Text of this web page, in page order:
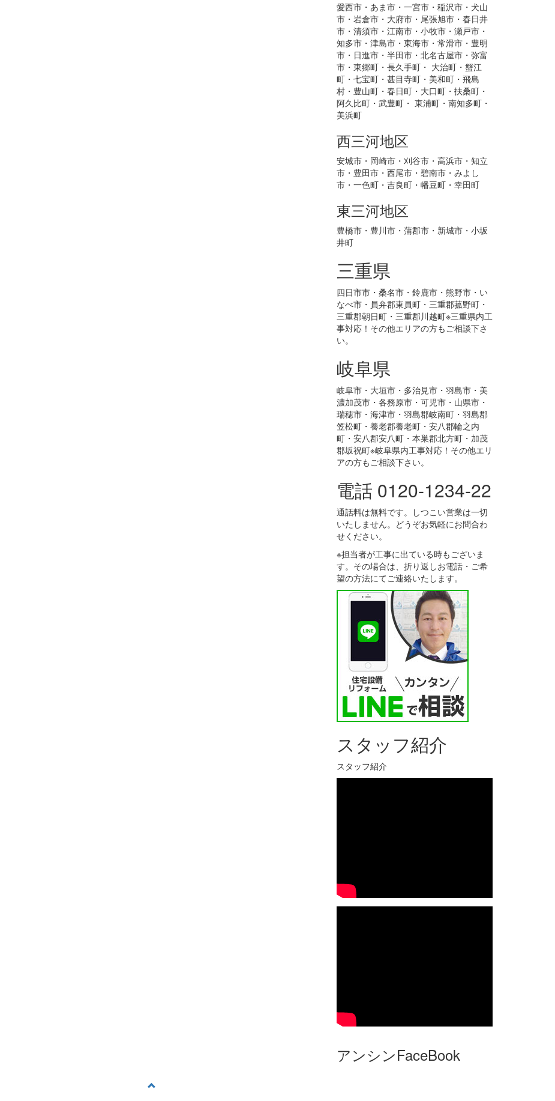
愛西市・あま市・一宮市・稲沢市・犬山
市・岩倉市・大府市・尾張旭市・春日井
市・清須市・江南市・小牧市・瀬戸市・
知多市・津島市・東海市・常滑市・豊明
市・日進市・半田市・北名古屋市・弥富
市・東郷町・長久手町・ 大治町・蟹江
町・七宝町・甚目寺町・美和町・飛島
村・豊山町・春日町・大口町・扶桑町・
阿久比町・武豊町・ 東浦町・南知多町・
美浜町
西三河地区
安城市・岡崎市・刈谷市・高浜市・知立
市・豊田市・西尾市・碧南市・みよし
市・一色町・吉良町・幡豆町・幸田町
東三河地区
豊橋市・豊川市・蒲郡市・新城市・小坂
井町
三重県
四日市市・桑名市・鈴鹿市・熊野市・い
なべ市・員弁郡東員町・三重郡菰野町・
三重郡朝日町・三重郡川越町※三重県内工
事対応！その他エリアの方もご相談下さ
い。
岐阜県
岐阜市・大垣市・多治見市・羽島市・美
濃加茂市・各務原市・可児市・山県市・
瑞穂市・海津市・羽島郡岐南町・羽島郡
笠松町・養老郡養老町・安八郡輪之内
町・安八郡安八町・本巣郡北方町・加茂
郡坂祝町※岐阜県内工事対応！その他エリ
アの方もご相談下さい。
電話 0120-1234-22
通話料は無料です。しつこい営業は一切
いたしません。どうぞお気軽にお問合わ
せください。
※担当者が工事に出ている時もございま
す。その場合は、折り返しお電話・ご希
望の方法にてご連絡いたします。
スタッフ紹介
スタッフ紹介
アンシンFaceBook